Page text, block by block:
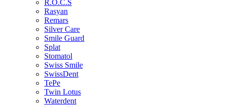
R.O.C.S
Rasyan
Remars
Silver Care
Smile Guard
Splat
Stomatol
Swiss Smile
SwissDent
TePe
Twin Lotus
Waterdent